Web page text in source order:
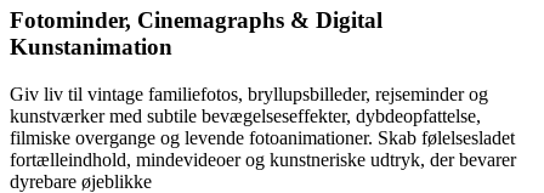
Fotominder, Cinemagraphs & Digital
Kunstanimation
Giv liv til vintage familiefotos, bryllupsbilleder, rejseminder og
kunstværker med subtile bevægelseseffekter, dybdeopfattelse,
filmiske overgange og levende fotoanimationer. Skab følelsesladet
fortælleindhold, mindevideoer og kunstneriske udtryk, der bevarer
dyrebare øjeblikke